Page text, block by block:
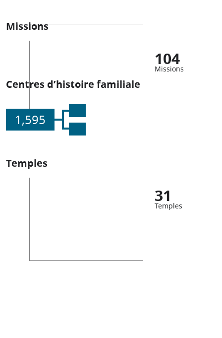
Missions
104
Missions
Centres d’histoire familiale
1,595
Temples
31
Temples